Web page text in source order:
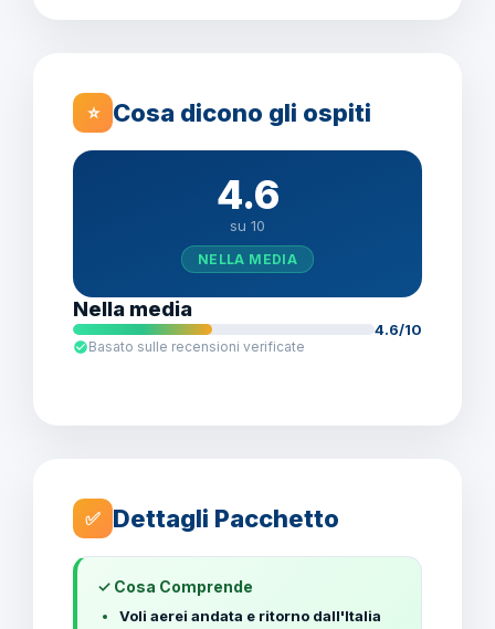
⭐ Cosa dicono gli ospiti
4.6
su 10
NELLA MEDIA
Nella media
4.6/10
Basato sulle recensioni verificate
✅ Dettagli Pacchetto
✓ Cosa Comprende
Voli aerei andata e ritorno dall'Italia